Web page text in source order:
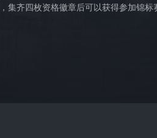
集齐四枚资格徽章后可以获得参加锦